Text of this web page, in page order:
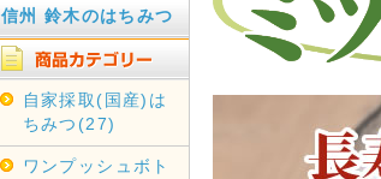
信州 鈴木のはちみつ
自家採取(国産)は
ちみつ(27)
ワンプッシュボト